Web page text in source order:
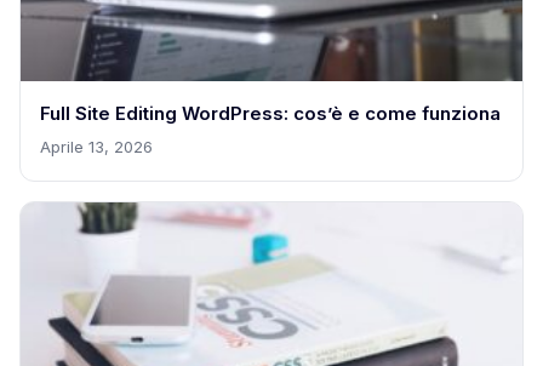
Full Site Editing WordPress: cos’è e come funziona
Aprile 13, 2026